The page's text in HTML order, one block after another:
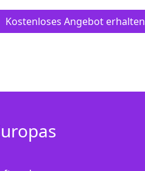
Kostenloses Angebot erhalten